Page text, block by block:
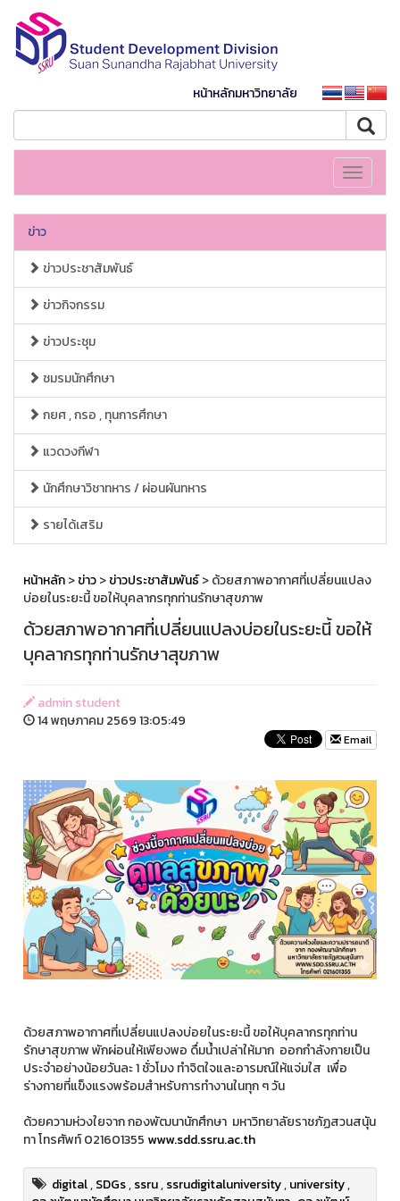
หน้าหลักมหาวิทยาลัย
Toggle
ข่าว
ข่าวประชาสัมพันธ์
ข่าวกิจกรรม
ข่าวประชุม
ชมรมนักศึกษา
กยศ , กรอ , ทุนการศึกษา
แวดวงกีฬา
นักศึกษาวิชาทหาร / ผ่อนผันทหาร
รายได้เสริม
หน้าหลัก>ข่าว>ข่าวประชาสัมพันธ์> ด้วยสภาพอากาศที่เปลี่ยนแปลง
บ่อยในระยะนี้ ขอให้บุคลากรทุกท่านรักษาสุขภาพ
ด้วยสภาพอากาศที่เปลี่ยนแปลงบ่อยในระยะนี้ ขอให้
บุคลากรทุกท่านรักษาสุขภาพ
admin student
14 พฤษภาคม 2569 13:05:49
Email
ด้วยสภาพอากาศที่เปลี่ยนแปลงบ่อยในระยะนี้ ขอให้บุคลากรทุกท่าน
รักษาสุขภาพ พักผ่อนให้เพียงพอ ดื่มน้ำเปล่าให้มาก ออกกำลังกายเป็น
ประจำอย่างน้อยวันละ 1 ชั่วโมง ทำจิตใจและอารมณ์ให้แจ่มใส เพื่อ
ร่างกายที่แข็งแรงพร้อมสำหรับการทำงานในทุก ๆ วัน
ด้วยความห่วงใยจาก กองพัฒนานักศึกษา มหาวิทยาลัยราชภัฏสวนสนุัน
ทา โทรศัพท์ 021601355 www.sdd.ssru.ac.th
digital,SDGs,ssru,ssrudigitaluniversity,university,